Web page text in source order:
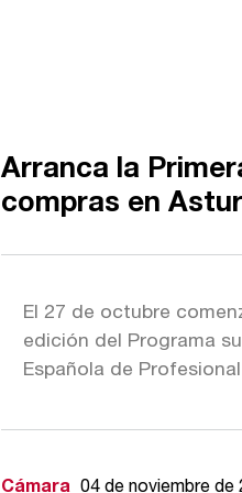
Arranca la
compras en
El 27 de octubre
edición del Programa
Española de
Cámara 04 de noviembre de